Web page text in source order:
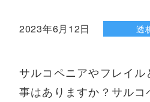
2023年6月12日 透
サルコペニアやフレイ
事はありますか？サル